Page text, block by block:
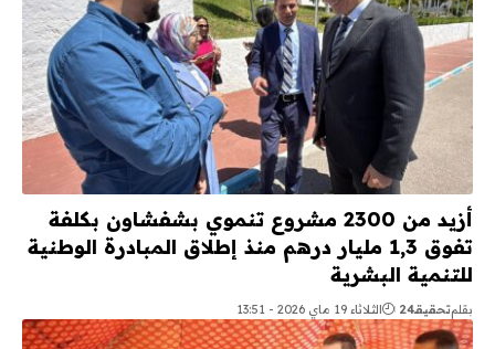
أزيد من 2300 مشروع تنموي بشفشاون بكلفة
تفوق 1,3 مليار درهم منذ إطلاق المبادرة الوطنية
للتنمية البشرية
بقلمتحقيقـ24 الثلاثاء 19 ماي 2026 - 13:51